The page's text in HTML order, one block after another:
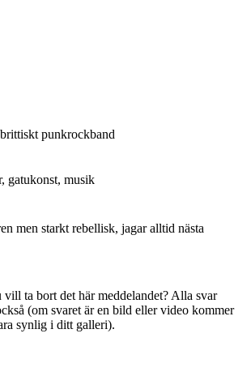
punkrockband
gatukonst, musik
men starkt rebellisk, jagar alltid nästa
vill ta bort det här meddelandet? Alla svar
(om svaret är en bild eller video kommer
synlig i ditt galleri).